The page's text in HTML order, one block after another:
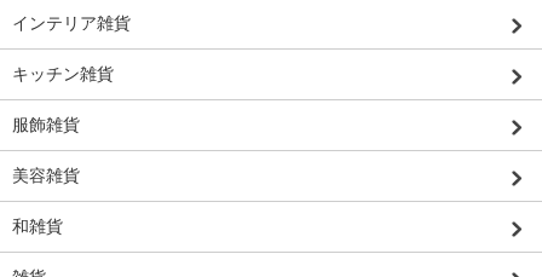
インテリア雑貨
キッチン雑貨
服飾雑貨
美容雑貨
和雑貨